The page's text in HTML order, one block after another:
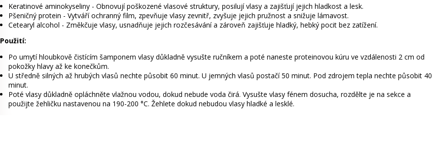
Keratinové aminokyseliny - Obnovují poškozené vlasové struktury, posilují vlasy a zajišťují jejich hladkost a lesk.
Pšeničný protein - Vytváří ochranný film, zpevňuje vlasy zevnitř, zvyšuje jejich pružnost a snižuje lámavost.
Cetearyl alcohol - Změkčuje vlasy, usnadňuje jejich rozčesávání a zároveň zajišťuje hladký, hebký pocit bez zatížení.
Použití:
Po umytí hloubkově čistícím šamponem vlasy důkladně vysušte ručníkem a poté naneste proteinovou kúru ve vzdálenosti 2 cm od
pokožky hlavy až ke konečkům.
U středně silných až hrubých vlasů nechte působit 60 minut. U jemných vlasů postačí 50 minut. Pod zdrojem tepla nechte působit 40
minut.
Poté vlasy důkladně opláchněte vlažnou vodou, dokud nebude voda čirá. Vysušte vlasy fénem dosucha, rozdělte je na sekce a
použijte žehličku nastavenou na 190-200 °C. Žehlete dokud nebudou vlasy hladké a lesklé.